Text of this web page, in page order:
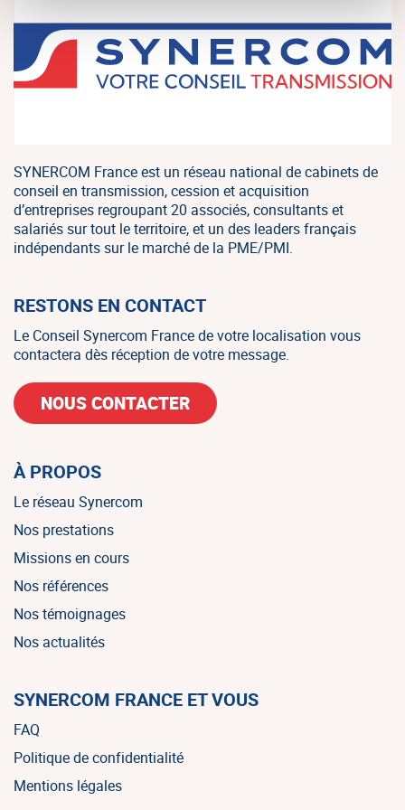
SYNERCOM France est un réseau national de cabinets de
conseil en transmission, cession et acquisition
d’entreprises regroupant 20 associés, consultants et
salariés sur tout le territoire, et un des leaders français
indépendants sur le marché de la PME/PMI.
RESTONS EN CONTACT
Le Conseil Synercom France de votre localisation vous
contactera dès réception de votre message.
NOUS CONTACTER
À PROPOS
Le réseau Synercom
Nos prestations
Missions en cours
Nos références
Nos témoignages
Nos actualités
SYNERCOM FRANCE ET VOUS
FAQ
Politique de confidentialité
Mentions légales